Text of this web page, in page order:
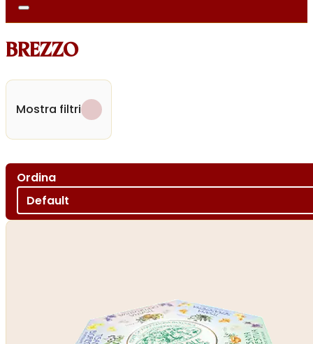
BREZZO
Mostra filtri
Ordina
Ordina per
Sort content